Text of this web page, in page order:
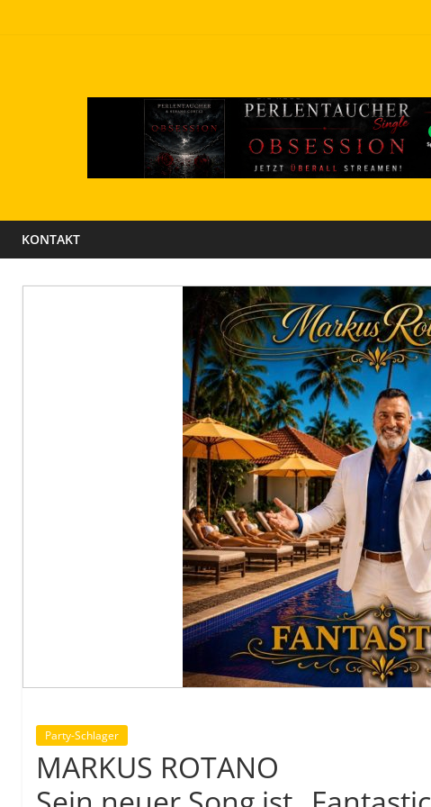
KONTAKT
Party-Schlager
MARKUS ROTANO